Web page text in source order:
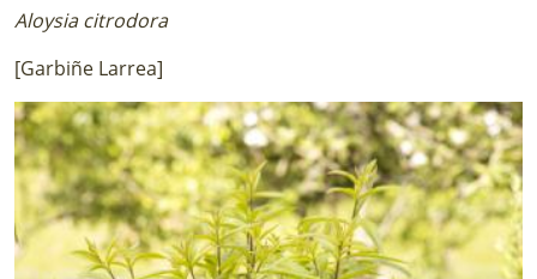
Aloysia citrodora
[Garbiñe Larrea]